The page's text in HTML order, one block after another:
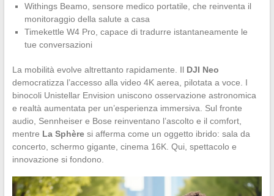
Withings Beamo, sensore medico portatile, che reinventa il
monitoraggio della salute a casa
Timekettle W4 Pro, capace di tradurre istantaneamente le
tue conversazioni
La mobilità evolve altrettanto rapidamente. Il DJI Neo
democratizza l’accesso alla video 4K aerea, pilotata a voce. I
binocoli Unistellar Envision uniscono osservazione astronomica
e realtà aumentata per un’esperienza immersiva. Sul fronte
audio, Sennheiser e Bose reinventano l’ascolto e il comfort,
mentre La Sphèresi afferma come un oggetto ibrido: sala da
concerto, schermo gigante, cinema 16K. Qui, spettacolo e
innovazione si fondono.